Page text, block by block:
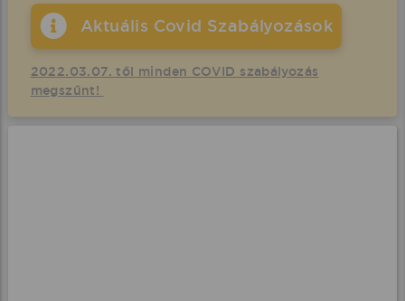
Aktuális Covid Szabályozások
2022.03.07. től minden COVID szabályozás
megszűnt!